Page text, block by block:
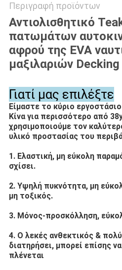
Περιγραφή προϊόντων
Αντιολισθητικό
πατωμάτων
αφρού της EVA
μαξιλαριών
Γιατί μας επιλέξτε
Είμαστε το κύριο
Κίνα για περισσότερο από
χρησιμοποιούμε τον
υλικό προστασίας του
1. Ελαστική, μη εύκολη
σχίσει.
2. Υψηλή πυκνότητα, μη
μη τοξικός.
3. Μόνος-προσκόλληση,
4. Ο λεκές ανθεκτικός &
διατηρήσει, μπορεί επίσης
πλένεται